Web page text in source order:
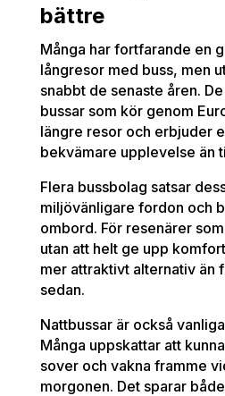
bättre
Många har fortfarande en
långresor med buss, men
snabbt de senaste åren.
bussar som kör genom
längre resor och erbjuder
bekvämare upplevelse än
Flera bussbolag satsar
miljövänligare fordon och
ombord. För resenärer
utan att helt ge upp
mer attraktivt alternativ än
sedan.
Nattbussar är också
Många uppskattar att
sover och vakna framme
morgonen. Det sparar